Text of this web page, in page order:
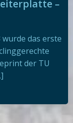
–
das erste
der TU